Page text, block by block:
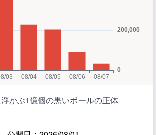
かぶ1億個の黒いボールの正体